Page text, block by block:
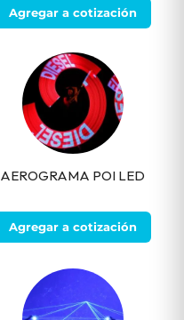
Agregar a cotización
AEROGRAMA POI LED
Agregar a cotización